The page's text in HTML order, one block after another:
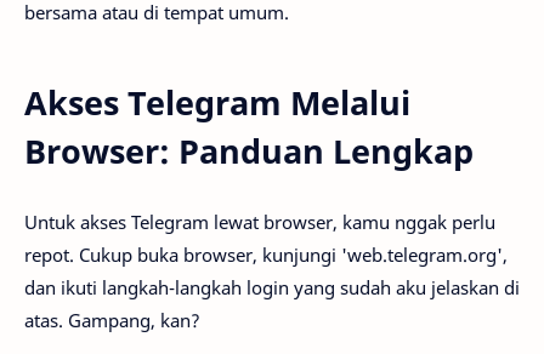
bersama atau di tempat umum.
Akses Telegram Melalui
Browser: Panduan Lengkap
Untuk akses Telegram lewat browser, kamu nggak perlu
repot. Cukup buka browser, kunjungi 'web.telegram.org',
dan ikuti langkah-langkah login yang sudah aku jelaskan di
atas. Gampang, kan?